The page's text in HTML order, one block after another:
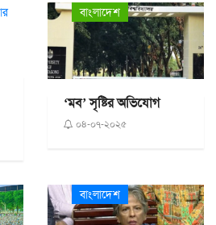
বাংলাদেশ
‘মব’ সৃষ্টির অভিযোগ
০৪-০৭-২০২৫
বাংলাদেশ